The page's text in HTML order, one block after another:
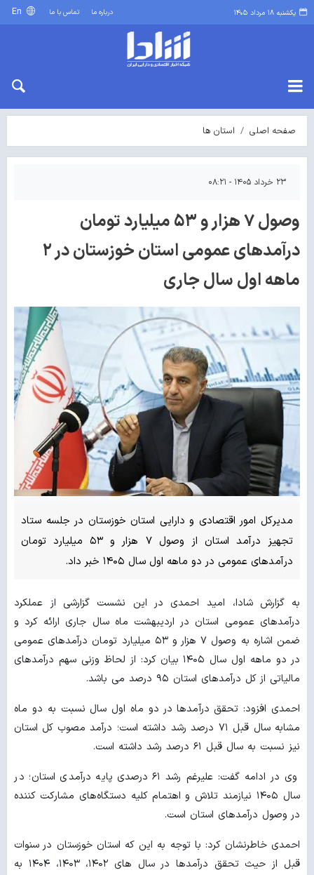
یکشنبه ۱۸ مرداد ۱۴۰۵ درباره ما تماس با ما
صفحه اصلی استان ها
۲۳ خرداد ۱۴۰۵ - ۰۸:۲۱
وصول ۷ هزار و ۵۳ میلیارد تومان
درآمدهای عمومی استان خوزستان در ۲
ماهه اول سال جاری
مدیرکل امور اقتصادی و دارایی استان خوزستان در جلسه ستاد
تجهیز درآمد استان از وصول ۷ هزار و ۵۳ میلیارد تومان
درآمدهای عمومی در دو ماهه اول سال ۱۴۰۵ خبر داد.
به گزارش شادا، امید احمدی در این نشست گزارشی از عملکرد
درآمدهای عمومی استان در اردیبهشت ماه سال جاری ارائه کرد و
ضمن اشاره به وصول ۷ هزار و ۵۳ میلیارد تومان درآمدهای عمومی
در دو ماهه اول سال ۱۴۰۵ بیان کرد: از لحاظ وزنی سهم درآمدهای
مالیاتی از کل درآمدهای استان ۹۵ درصد می باشد.
احمدی افزود: تحقق درآمدها در دو ماه اول سال نسبت به دو ماه
مشابه سال قبل ۷۱ درصد رشد داشته است؛ درآمد مصوب کل استان
نیز نسبت به سال قبل ۶۱ درصد رشد داشته است.
وی در ادامه گفت: علیرغم رشد ۶۱ درصدی پایه درآمدی استان؛ در
سال ۱۴۰۵ نیازمند تلاش و اهتمام کلیه دستگاه‌های مشارکت کننده
در وصول درآمدهای استان است.
احمدی خاطرنشان کرد: با توجه به این که استان خوزستان در سنوات
قبل از حیث تحقق درآمدها در سال های ۱۴۰۲، ۱۴۰۳، ۱۴۰۴ به